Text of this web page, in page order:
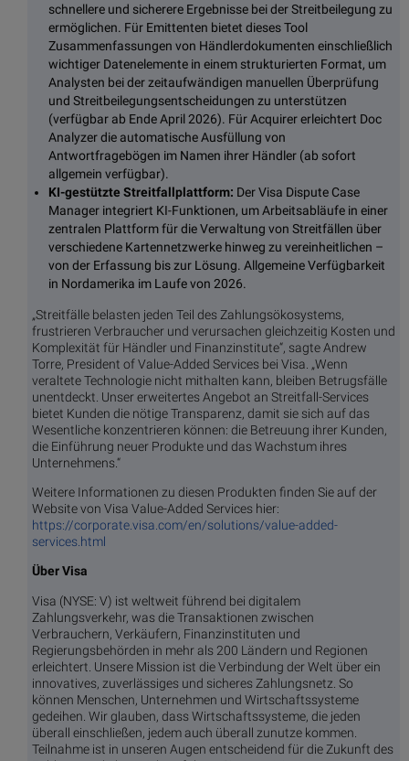
schnellere und sicherere Ergebnisse bei der Streitbeilegung zu
ermöglichen. Für Emittenten bietet dieses Tool
Zusammenfassungen von Händlerdokumenten einschließlich
wichtiger Datenelemente in einem strukturierten Format, um
Analysten bei der zeitaufwändigen manuellen Überprüfung
und Streitbeilegungsentscheidungen zu unterstützen
(verfügbar ab Ende April 2026). Für Acquirer erleichtert Doc
Analyzer die automatische Ausfüllung von
Antwortfragebögen im Namen ihrer Händler (ab sofort
allgemein verfügbar).
KI-gestützte Streitfallplattform: Der Visa Dispute Case
Manager integriert KI-Funktionen, um Arbeitsabläufe in einer
zentralen Plattform für die Verwaltung von Streitfällen über
verschiedene Kartennetzwerke hinweg zu vereinheitlichen –
von der Erfassung bis zur Lösung. Allgemeine Verfügbarkeit
in Nordamerika im Laufe von 2026.
„Streitfälle belasten jeden Teil des Zahlungsökosystems,
frustrieren Verbraucher und verursachen gleichzeitig Kosten und
Komplexität für Händler und Finanzinstitute“, sagte Andrew
Torre, President of Value-Added Services bei Visa. „Wenn
veraltete Technologie nicht mithalten kann, bleiben Betrugsfälle
unentdeckt. Unser erweitertes Angebot an Streitfall-Services
bietet Kunden die nötige Transparenz, damit sie sich auf das
Wesentliche konzentrieren können: die Betreuung ihrer Kunden,
die Einführung neuer Produkte und das Wachstum ihres
Unternehmens.“
Weitere Informationen zu diesen Produkten finden Sie auf der
Website von Visa Value-Added Services hier:
https://corporate.visa.com/en/solutions/value-added-
services.html
Über Visa
Visa (NYSE: V) ist weltweit führend bei digitalem
Zahlungsverkehr, was die Transaktionen zwischen
Verbrauchern, Verkäufern, Finanzinstituten und
Regierungsbehörden in mehr als 200 Ländern und Regionen
erleichtert. Unsere Mission ist die Verbindung der Welt über ein
innovatives, zuverlässiges und sicheres Zahlungsnetz. So
können Menschen, Unternehmen und Wirtschaftssysteme
gedeihen. Wir glauben, dass Wirtschaftssysteme, die jeden
überall einschließen, jedem auch überall zunutze kommen.
Teilnahme ist in unseren Augen entscheidend für die Zukunft des